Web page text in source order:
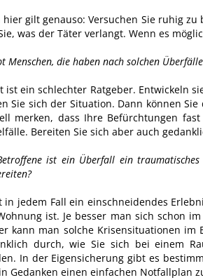
hier gilt genauso: Versuchen Sie ruhig
was der Täter verlangt. Wenn es
Menschen, die haben nach solchen
ist ein schlechter Ratgeber. Entwickeln
Sie sich der Situation. Dann können
merken, dass Ihre Befürchtungen
Bereiten Sie sich aber auch
ist ein Überfall ein
in jedem Fall ein einschneidendes
ist. Je besser man sich schon
kann man solche Krisensituationen
durch, wie Sie sich bei einem
In der Eigensicherung gibt es
Gedanken einen einfachen Notfallplan